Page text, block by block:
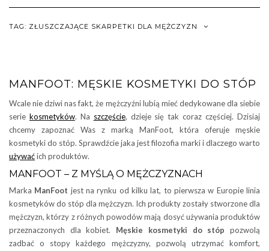
Navigation
TAG: ZŁUSZCZAJĄCE SKARPETKI DLA MĘŻCZYZN
MANFOOT: MĘSKIE KOSMETYKI DO STÓP
Wcale nie dziwi nas fakt, że mężczyźni lubią mieć dedykowane dla siebie
serie kosmetyków. Na szczęście, dzieje się tak coraz częściej. Dzisiaj
chcemy zapoznać Was z marką ManFoot, która oferuje męskie
kosmetyki do stóp. Sprawdźcie jaka jest filozofia marki i dlaczego warto
używaćich produktów.
MANFOOT – Z MYŚLĄ O MĘŻCZYZNACH
Marka ManFoot jest na rynku od kilku lat, to pierwsza w Europie linia
kosmetyków do stóp dla mężczyzn. Ich produkty zostały stworzone dla
mężczyzn, którzy z różnych powodów mają dosyć używania produktów
przeznaczonych dla kobiet. Męskie kosmetyki do stóp pozwolą
zadbać o stopy każdego mężczyzny, pozwolą utrzymać komfort,